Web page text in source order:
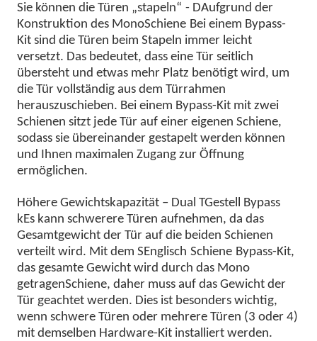
Sie können die Türen „stapeln“ - DAufgrund der
Konstruktion des MonoSchiene Bei einem Bypass-
Kit sind die Türen beim Stapeln immer leicht
versetzt. Das bedeutet, dass eine Tür seitlich
übersteht und etwas mehr Platz benötigt wird, um
die Tür vollständig aus dem Türrahmen
herauszuschieben. Bei einem Bypass-Kit mit zwei
Schienen sitzt jede Tür auf einer eigenen Schiene,
sodass sie übereinander gestapelt werden können
und Ihnen maximalen Zugang zur Öffnung
ermöglichen.
Höhere Gewichtskapazität – DualTGestell Bypass
k Es kann schwerere Türen aufnehmen, da das
Gesamtgewicht der Tür auf die beiden Schienen
verteilt wird. Mit demS Englisch Schiene Bypass-Kit,
das gesamte Gewicht wird durch das Mono
getragenSchiene, daher muss auf das Gewicht der
Tür geachtet werden. Dies ist besonders wichtig,
wenn schwere Türen oder mehrere Türen (3 oder 4)
mit demselben Hardware-Kit installiert werden.